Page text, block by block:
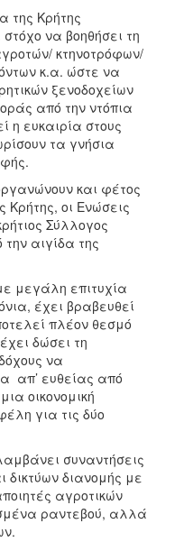
της Κρήτης
να βοηθήσει τη
κτηνοτρόφων/
κ.α. ώστε να
ξενοδοχείων
από την ντόπια
ευκαιρία στους
τα γνήσια
και φέτος
Κρήτης, οι Ενώσεις
Σύλλογος
αιγίδα της
μεγάλη επιτυχία
έχει βραβευθεί
πλέον θεσμό
δώσει τη
να
απ’ ευθείας από
οικονομική
για τις δύο
συναντήσεις
διανομής με
αγροτικών
ραντεβού, αλλά